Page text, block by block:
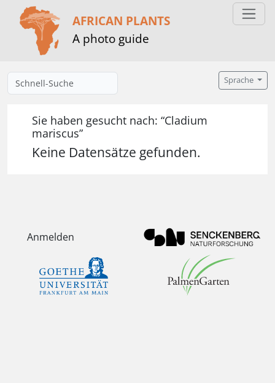
AFRICAN PLANTS
A photo guide
Sprache
Sie haben gesucht nach: “Cladium
mariscus”
Keine Datensätze gefunden.
Anmelden